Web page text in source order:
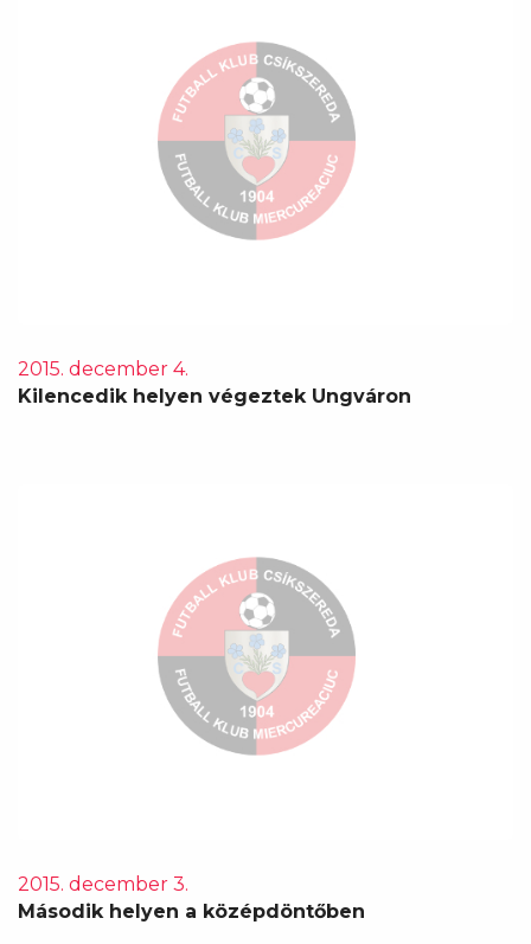
2015. december 4.
Kilencedik helyen végeztek Ungváron
2015. december 3.
Második helyen a középdöntőben